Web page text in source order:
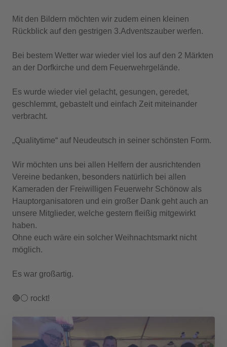
Mit den Bildern möchten wir zudem einen kleinen
Rückblick auf den gestrigen 3.Adventszauber werfen.
Bei bestem Wetter war wieder viel los auf den 2 Märkten
an der Dorfkirche und dem Feuerwehrgelände.
Es wurde wieder viel gelacht, gesungen, geredet,
geschlemmt, gebastelt und einfach Zeit miteinander
verbracht.
„Qualitytime“ auf Neudeutsch in seiner schönsten Form.
Wir möchten uns bei allen Helfern der ausrichtenden
Vereine bedanken, besonders natürlich bei allen
Kameraden der Freiwilligen Feuerwehr Schönow als
Hauptorganisatoren und ein großer Dank geht auch an
unsere Mitglieder, welche gestern fleißig mitgewirkt
haben.
Ohne euch wäre ein solcher Weihnachtsmarkt nicht
möglich.
Es war großartig.
🔴⚪️ rockt!